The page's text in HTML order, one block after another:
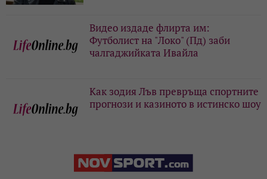
Видео издаде флирта им:
Футболист на "Локо" (Пд) заби
чалгаджийката Ивайла
Как зодия Лъв превръща спортните
прогнози и казиното в истинско шоу